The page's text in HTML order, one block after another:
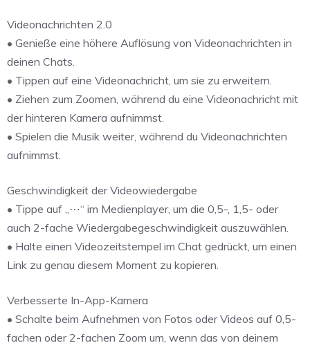
Videonachrichten 2.0
• Genieße eine höhere Auflösung von Videonachrichten in
deinen Chats.
• Tippen auf eine Videonachricht, um sie zu erweitern.
• Ziehen zum Zoomen, während du eine Videonachricht mit
der hinteren Kamera aufnimmst.
• Spielen die Musik weiter, während du Videonachrichten
aufnimmst.
Geschwindigkeit der Videowiedergabe
• Tippe auf „⋯“ im Medienplayer, um die 0,5-, 1,5- oder
auch 2-fache Wiedergabegeschwindigkeit auszuwählen.
• Halte einen Videozeitstempel im Chat gedrückt, um einen
Link zu genau diesem Moment zu kopieren.
Verbesserte In-App-Kamera
• Schalte beim Aufnehmen von Fotos oder Videos auf 0,5-
fachen oder 2-fachen Zoom um, wenn das von deinem